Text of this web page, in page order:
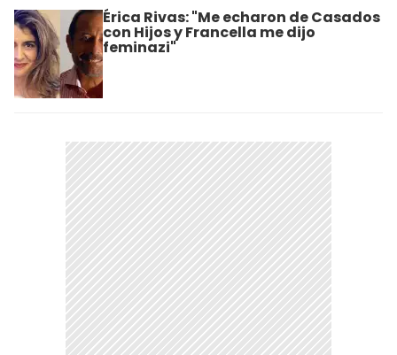
Érica Rivas: "Me echaron de Casados
con Hijos y Francella me dijo
feminazi"